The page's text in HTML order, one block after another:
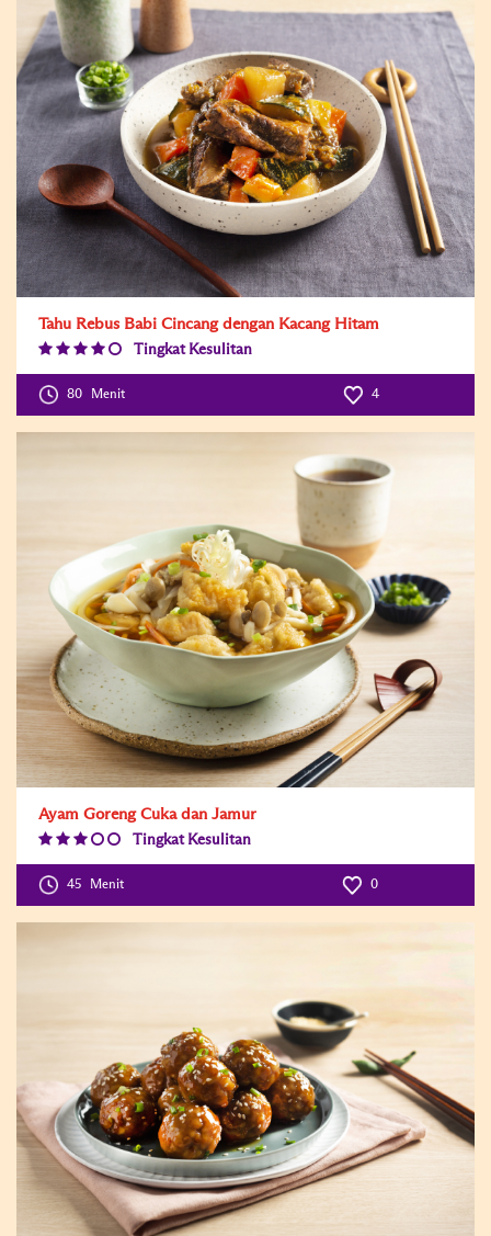
Tahu Rebus Babi Cincang dengan Kacang Hitam
Tingkat Kesulitan
Level:4
80 Menit 4
Ayam Goreng Cuka dan Jamur
Tingkat Kesulitan
Level:3
45 Menit 0